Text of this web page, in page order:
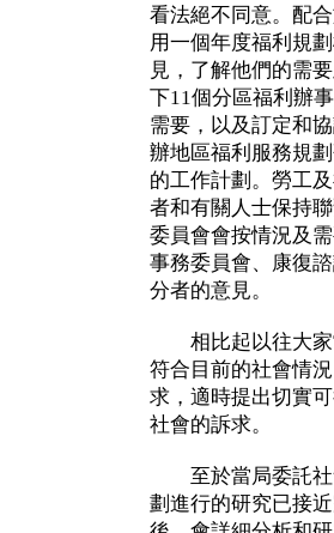
看法絕不同意。配
用一個年度福利規
見，了解他們的需
下11個分區福利辦
需要，以及訂定和
辦地區福利服務規
的工作計劃。勞工
者和有關人士保持
委員會會按情況及
事務委員會、康復
分者的意見。
相比起以往大家
符合目前的社會情
求，適時提出切實
社會的訴求。
至於當局委託社
劃進行的研究已接